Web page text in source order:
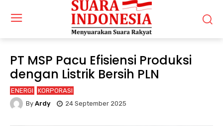
PT MSP Pacu Efisiensi Produksi
dengan Listrik Bersih PLN
ENERGI
KORPORASI
By Ardy 24 September 2025